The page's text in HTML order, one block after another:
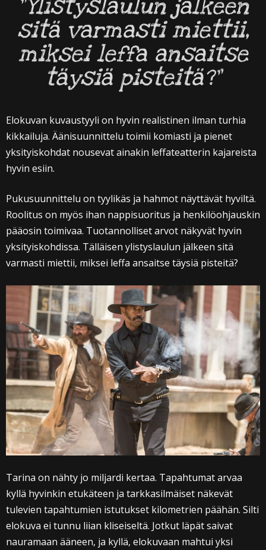
”Ylistyslaulun jälkeen
sitä varmasti miettii,
miksei leffa ansaitse
täysiä pisteitä?”
Elokuvan kuvaustyyli on hyvin realistinen ilman turhia
kikkailuja. Äänisuunnittelu toimii komiasti ja pienet
yksityiskohdat nousevat ainakin leffateatterin kajareista
hyvin esiin.
Pukusuunnittelu on tyylikäs ja hahmot näyttävät hyviltä.
Roolitus on myös ihan nappisuoritus ja henkilöohjauskin
pääosin toimivaa. Tuotannolliset arvot näkyvät hyvin
yksityiskohdissa. Tälläisen ylistyslaulun jälkeen sitä
varmasti miettii, miksei leffa ansaitse täysiä pisteitä?
Tarina on nähty jo miljardi kertaa. Tapahtumat arvaa
kyllä hyvinkin etukäteen ja tarkkasilmäiset näkevät
tulevien tapahtumien istutukset kilometrien päähän. Silti
elokuva ei tunnu liian kliseiseltä. Jotkut läpät saivat
nauramaan ääneen, ja kyllä, elokuvaan mahtui yksi